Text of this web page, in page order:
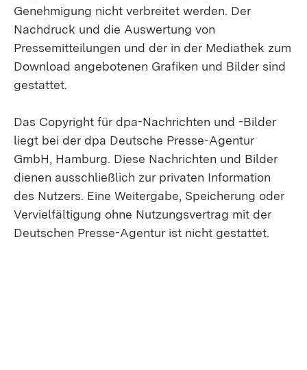
Genehmigung nicht verbreitet werden. Der
Nachdruck und die Auswertung von
Pressemitteilungen und der in der Mediathek zum
Download angebotenen Grafiken und Bilder sind
gestattet.
Das Copyright für dpa-Nachrichten und -Bilder
liegt bei der dpa Deutsche Presse-Agentur
GmbH, Hamburg. Diese Nachrichten und Bilder
dienen ausschließlich zur privaten Information
des Nutzers. Eine Weitergabe, Speicherung oder
Vervielfältigung ohne Nutzungsvertrag mit der
Deutschen Presse-Agentur ist nicht gestattet.